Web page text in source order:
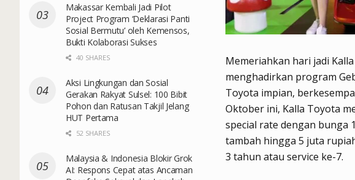
Memeriahkan hari jadi
menghadirkan program
Toyota impian,
Oktober ini, Kalla Toyota
special rate dengan bunga
tambah hingga 5 juta
3 tahun atau service ke-7.
Makassar Kembali Jadi Pilot
Project Program ‘Deklarasi Panti
Sosial Bermutu’ oleh Kemensos,
Bukti Kolaborasi Sukses
40 SHARES
Aksi Lingkungan dan Sosial
Gerakan Rakyat Sulsel: 100 Bibit
Pohon dan Ratusan Takjil Jelang
HUT Pertama
52 SHARES
Malaysia & Indonesia Blokir Grok
AI: Respons Cepat atas Ancaman